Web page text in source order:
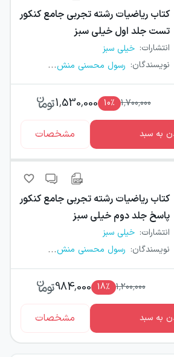
کتاب ریاضیات رشته تجربی جامع کنکور
تست جلد اول خیلی سبز
انتشارات: خیلی سبز
نویسندگان: رسول محسنی منش...
1,700,000
10٪ 1,530,000
به سبد مشخصات
کتاب ریاضیات رشته تجربی جامع کنکور
پاسخ جلد دوم خیلی سبز
انتشارات: خیلی سبز
نویسندگان: رسول محسنی منش...
1,200,000
18٪ 984,000
به سبد مشخصات